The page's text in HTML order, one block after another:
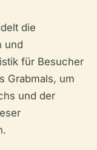
die
und
für Besucher
Grabmals, um
und der